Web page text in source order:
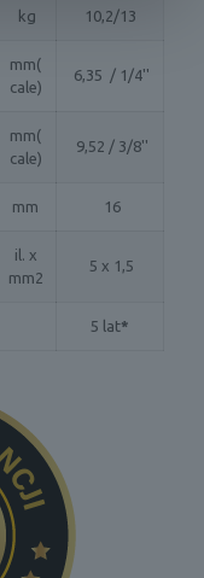
kg 10,2/13
mm(
cale)
6,35 / 1/4''
mm(
cale)
9,52 / 3/8''
mm 16
il. x
mm2
5 x 1,5
5 lat*